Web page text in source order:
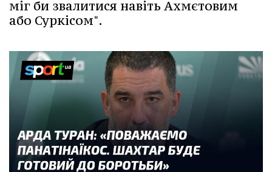
міг би звалитися навіть Ахмєтовим
або Суркісом".